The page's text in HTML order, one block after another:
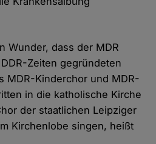
Wunder, dass der MDR
Zeiten gegründeten
MDR-Kinderchor und MDR-
in die katholische Kirche
der staatlichen Leipziger
Kirchenlobe singen, heißt